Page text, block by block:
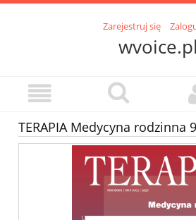
Zarejestruj się
wvoice.pl
TERAPIA Medycyna rodzinna